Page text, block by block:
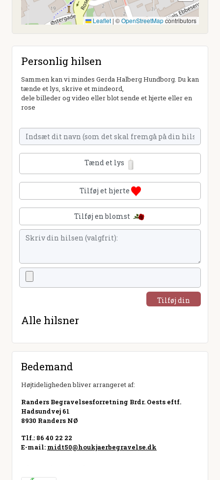
Leaflet | ©OpenStreetMapcontributors
Personlig hilsen
Sammen kan vi mindes Gerda Halberg Hundborg. Du kan
tænde et lys, skrive et mindeord,
dele billeder og video eller blot sende et hjerte eller en
rose
Tænd et lys
Tilføj et hjerte
Tilføj en blomst
Tilføj din
Alle hilsner
Bedemand
Højtideligheden bliver arrangeret af:
Randers Begravelsesforretning Brdr. Oests eftf.
Hadsundvej 61
8930 Randers NØ
Tlf.: 86 40 22 22
E-mail: midt50@houkjaerbegravelse.dk